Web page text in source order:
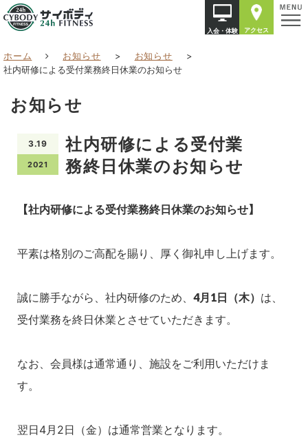
入会・体験 アクセス
ホーム お知らせ > お知らせ
>
社内研修による受付業務終日休業のお知らせ
お知らせ
3.19
2021
社内研修による受付業
務終日休業のお知らせ
【社内研修による受付業務終日休業のお知らせ】
平素は格別のご高配を賜り、厚く御礼申し上げます。
誠に勝手ながら、社内研修のため、 4月1日（木） は、
受付業務を終日休業とさせていただきます。
なお、会員様は通常通り、施設をご利用いただけま
す。
翌日4月2日（金）は通常営業となります。